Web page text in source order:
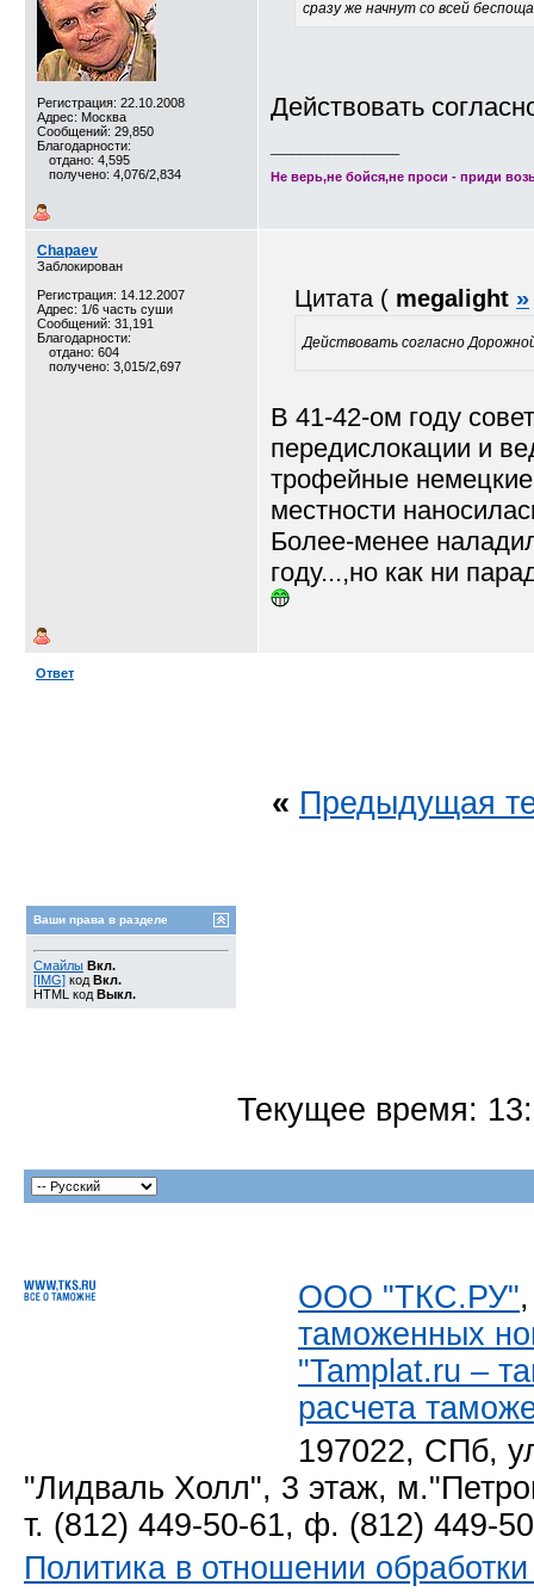
Регистрация: 22.10.2008
Адрес: Москва
Сообщений: 29,850
Благодарности:
отдано: 4,595
получено: 4,076/2,834
сразу же начнут со всей
Действовать
Не верь,не бойся,не проси - приди
Chapaev
Заблокирован
Регистрация: 14.12.2007
Адрес: 1/6 часть суши
Сообщений: 31,191
Благодарности:
отдано: 604
получено: 3,015/2,697
Цитата ( megalight »
Действовать согласно
В 41-42-ом году
передислокации и
трофейные немецкие
местности
Более-менее
году...,но как ни
Ответ
« Предыдущая
Ваши права в разделе
Смайлы Вкл.
[IMG] код Вкл.
HTML код Выкл.
Текущее время:
ООО "ТКС.РУ"
таможенных
"Tamplat.ru –
расчета
197022, СПб,
"Лидваль Холл", 3 этаж,
т. (812) 449-50-61, ф. (812) 449-
Политика в отношении